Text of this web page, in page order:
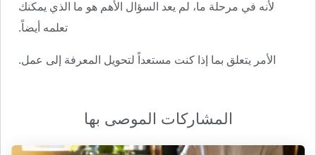
لأنه في مرحلة ما، لم يعد السؤال الأهم هو ما الذي يمكنك
تعلمه أيضاً.
الأمر يتعلق بما إذا كنت مستعداً لتحويل المعرفة إلى عمل.
المشاركات الموصى بها